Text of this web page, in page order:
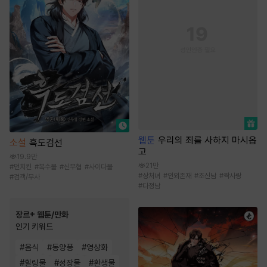
소설 흑도검선
19.9만
#먼치킨 #복수물 #신무협 #사이다물
#검객/무사
장르+ 웹툰/만화
인기 키워드
#음식 #동양풍 #영상화
#힐링물 #성장물 #환생물
웹툰 우리의 죄를 사하지 마시옵
고
21만
#상처녀 #인외존재 #조신남 #짝사랑
#다정남